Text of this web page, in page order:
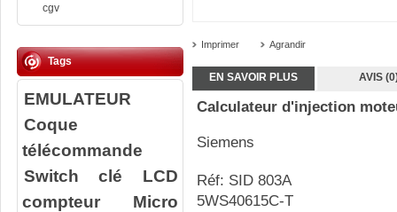
cgv
Tags
EMULATEUR
Coque
télécommande
Switch clé
LCD
compteur
Micro
Imprimer Agrandir
EN SAVOIR PLUS AVIS
Calculateur d'injection
Siemens
Réf: SID 803A
5WS40615C-T